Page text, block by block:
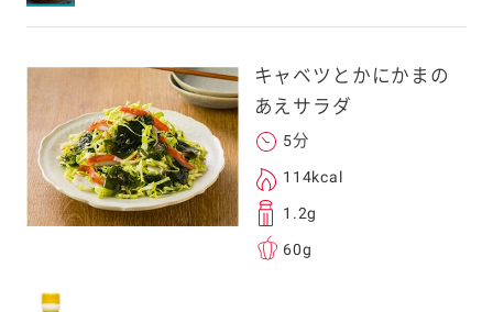
キャベツとかにかまの
あえサラダ
5分
114kcal
1.2g
60g